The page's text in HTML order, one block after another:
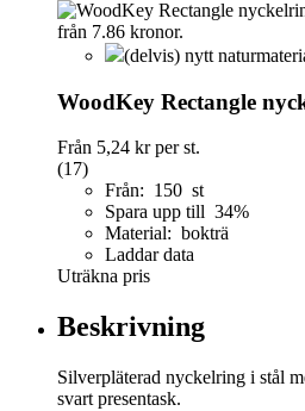
(delvis) nytt
WoodKey Rectangle
Från 5,24 krper st.
(17)
Från: 150 st
Spara upp till 34%
Material: bokträ
Laddar data
Uträkna pris
Beskrivning
Silverpläterad nyckelring i stål
svart presentask.